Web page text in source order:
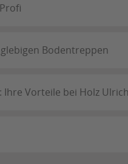
Bodentreppen
Vorteile bei Holz Ulrich